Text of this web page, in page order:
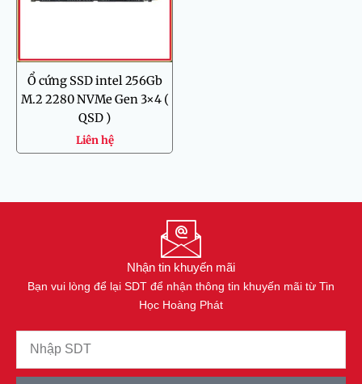
Ổ cứng SSD intel 256Gb
M.2 2280 NVMe Gen 3×4 (
QSD )
Liên hệ
Nhận tin khuyến mãi
Bạn vui lòng để lại SDT để nhận thông tin khuyến mãi từ Tin
Học Hoàng Phát